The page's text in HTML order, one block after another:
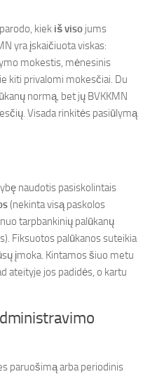
kiek iš viso jums
yra įskaičiuota viskas:
mokestis, mėnesinis
kiti privalomi mokesčiai. Du
normą, bet jų BVKKMN
Visada rinkitės pasiūlymą
naudotis pasiskolintais
(nekinta visą paskolos
tarpbankinių palūkanų
Fiksuotos palūkanos suteikia
įmoka. Kintamos šiuo metu
ateityje jos padidės, o kartu
paruošimą arba periodinis